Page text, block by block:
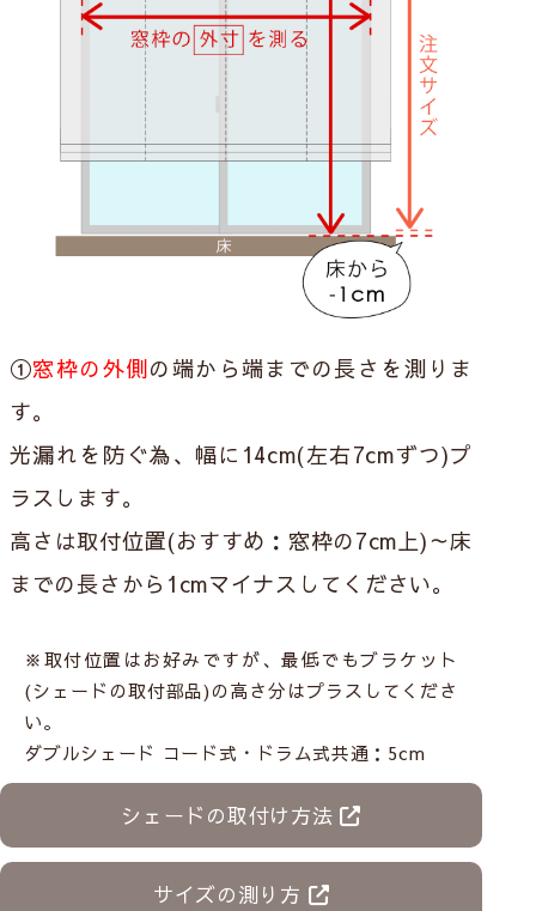
①窓枠の外側の端から端までの長さを測りま
す。
光漏れを防ぐ為、幅に 14cm(左右7cmずつ)プ
ラス します。
高さは取付位置(おすすめ：窓枠の7cm上)～床
までの長さから 1cmマイナス してください。
※取付位置はお好みですが、最低でもブラケット
(シェードの取付部品)の高さ分はプラスしてくださ
い。
ダブルシェード コード式・ドラム式共通：5cm
シェードの取付け方法
サイズの測り方